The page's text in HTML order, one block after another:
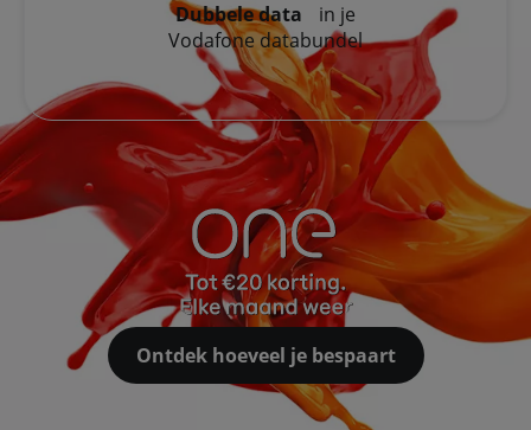
Dubbele data in je
Vodafone databundel
Ontdek hoeveel je bespaart